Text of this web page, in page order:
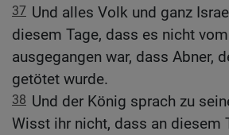
37 Und alles Volk und ganz
diesem Tage, dass es nicht
ausgegangen war, dass Abner,
getötet wurde.
38 Und der König sprach zu
Wisst ihr nicht, dass an diesem